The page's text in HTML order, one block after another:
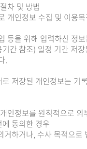
차 및 방법
개인정보 수집 및 이용
등을 위해 입력하신 정
간 참조) 일정 기간 저
.
저장된 개인정보는 기
인정보를 원칙적으로
동의한 경우
거하거나, 수사 목적으